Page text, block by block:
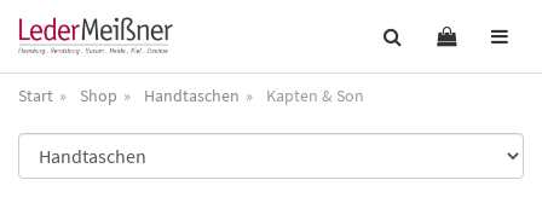
Start Shop Handtaschen Kapten & Son